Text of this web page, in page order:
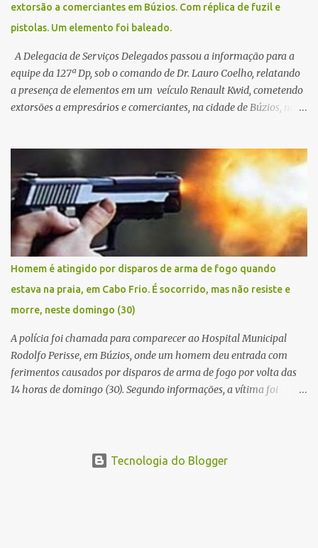
extorsão a comerciantes em Búzios. Com réplica de fuzil e
pistolas. Um elemento foi baleado.
A Delegacia de Serviços Delegados passou a informação para a
equipe da 127ª Dp, sob o comando de Dr. Lauro Coelho, relatando
a presença de elementos em um veículo Renault Kwid, cometendo
extorsões a empresários e comerciantes, na cidade de Búzios, na
fugir da cidade Buziana. Um dos detidos é policial civil e este foi
baleado na perna na troca de tiros . Na ocorrência, três armas,
pistolas e uma réplica de fuzil, foram apreendidas. O homem
baleado foi identificado como Claudio Bastos, conhecido no meio
político.
Homem é atingido por disparos de arma de fogo quando
estava na praia, em Cabo Frio. É socorrido, mas não resiste e
morre, neste domingo (30)
A polícia foi chamada para comparecer ao Hospital Municipal
Rodolfo Perisse, em Búzios, onde um homem deu entrada com
ferimentos causados por disparos de arma de fogo por volta das
14 horas de domingo (30). Segundo informações, a vítima foi
que também frequentavam o local . O homem foi atingido no
Tecnologia do Blogger